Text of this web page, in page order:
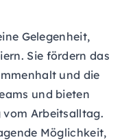
Gelegenheit,
Sie fördern das
und die
und bieten
vom Arbeitsalltag.
Möglichkeit,